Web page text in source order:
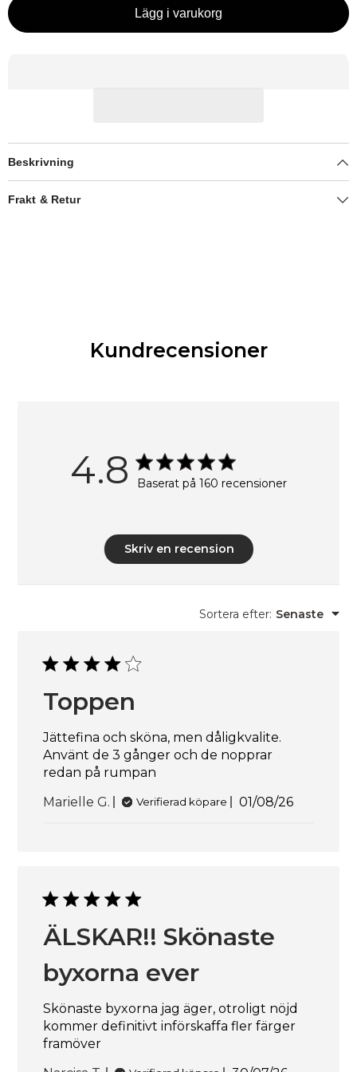
Lägg i varukorg
Beskrivning
Frakt & Retur
Kundrecensioner
4.8 Baserat på 160 recensioner
Skriv en recension
Sortera efter: Senaste
Toppen
Jättefina och sköna, men dåligkvalite.
Använt de 3 gånger och de nopprar
redan på rumpan
Marielle G.
Verifierad köpare 01/08/26
ÄLSKAR!! Skönaste
byxorna ever
Skönaste byxorna jag äger, otroligt nöjd
kommer definitivt införskaffa fler färger
framöver